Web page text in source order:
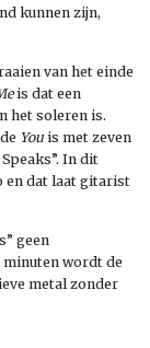
kunnen zijn,
van het einde
is dat een
het soleren is.
You is met zeven
In dit
en dat laat gitarist
geen
wordt de
metal zonder